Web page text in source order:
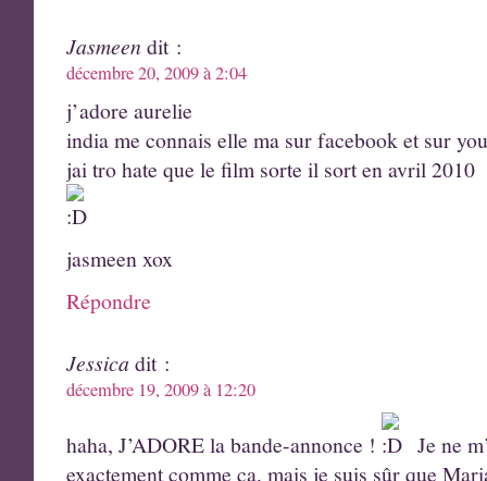
Jasmeen dit :
décembre 20, 2009 à 2:04
j’adore aurelie
india me connais elle ma sur facebook et sur
jai tro hate que le film sorte il sort en avril 2010
jasmeen xox
Répondre
Jessica dit :
décembre 19, 2009 à 12:20
haha, J’ADORE la bande-annonce !
Je ne
exactement comme ça, mais je suis sûr que